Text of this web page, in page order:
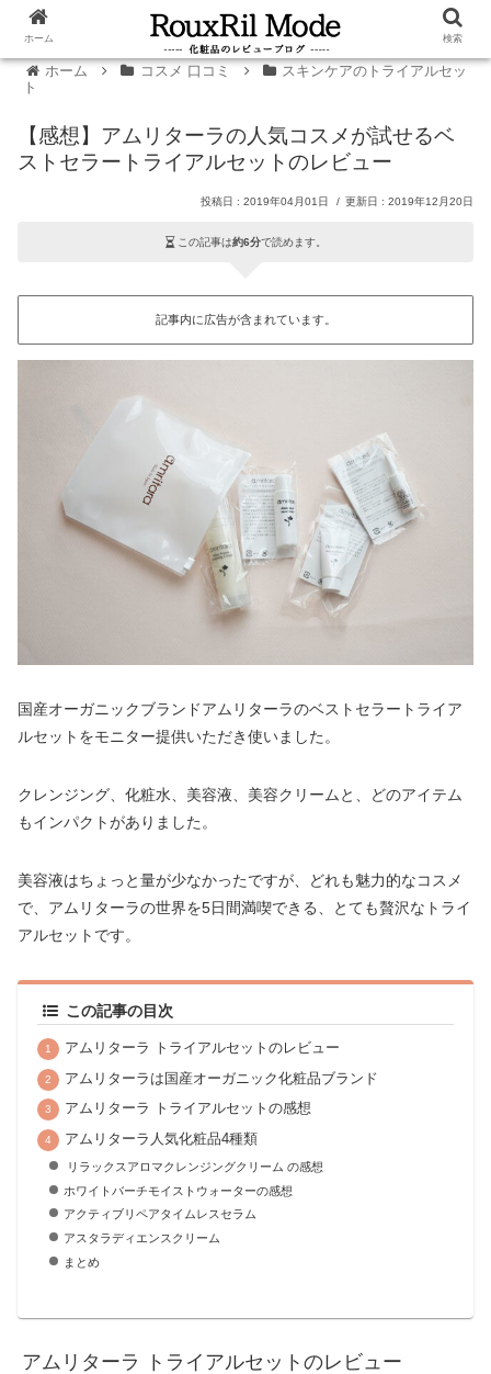
ホーム コスメ 口コミ
スキンケアのトライアルセッ
ト
【感想】アムリターラの人気コスメが試せるベ
ストセラートライアルセットのレビュー
2019年04月01日 2019年12月20日
この記事は約6分で読めます。
記事内に広告が含まれています。
国産オーガニックブランドアムリターラのベストセラートライア
ルセットをモニター提供いただき使いました。
クレンジング、化粧水、美容液、美容クリームと、どのアイテム
もインパクトがありました。
美容液はちょっと量が少なかったですが、どれも魅力的なコスメ
で、アムリターラの世界を5日間満喫できる、とても贅沢なトライ
アルセットです。
この記事の目次
アムリターラ トライアルセットのレビュー
アムリターラは国産オーガニック化粧品ブランド
アムリターラ トライアルセットの感想
アムリターラ人気化粧品4種類
リラックスアロマクレンジングクリーム の感想
ホワイトバーチモイストウォーターの感想
アクティブリペアタイムレスセラム
アスタラディエンスクリーム
まとめ
アムリターラ トライアルセットのレビュー
ホーム 検索